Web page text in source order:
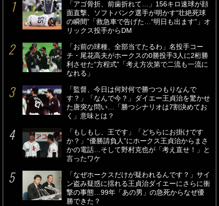
「アゴ骨折、前歯折れて…」156キロ速球が顔
面直撃、ソフトバンク選手が明かす“壮絶死球
の瞬間”「救急車で告げた…“明日も出ます”」オ
リックス投手からDM
「お前の球種、全部当てたるわ」名投手コー
チ・尾花高夫がホークスの0勝投手3人に2桁勝
利させた“方程式”「考え方次第で二流も一流に
なれる」
「監督、今日は何対何で勝つつもりなんで
す？」「なんで今？」ダイエー王貞治を驚かせ
た唐突な問い…「勝つシナリオは7割決めてお
く」意味とは？
「もしもし、王です」「どちらにお掛けです
か？」“優勝請負人”にホークス王貞治からまさ
かの電話…そして野村克也が「考え直せ！」と
言ったワケ
「なぜホークスだけが疑われるんです？」サイ
ン盗み疑惑に揺れる王貞治ダイエーにさらに衝
撃の事態…99年「あの男」の急死からなぜ優
勝できた？